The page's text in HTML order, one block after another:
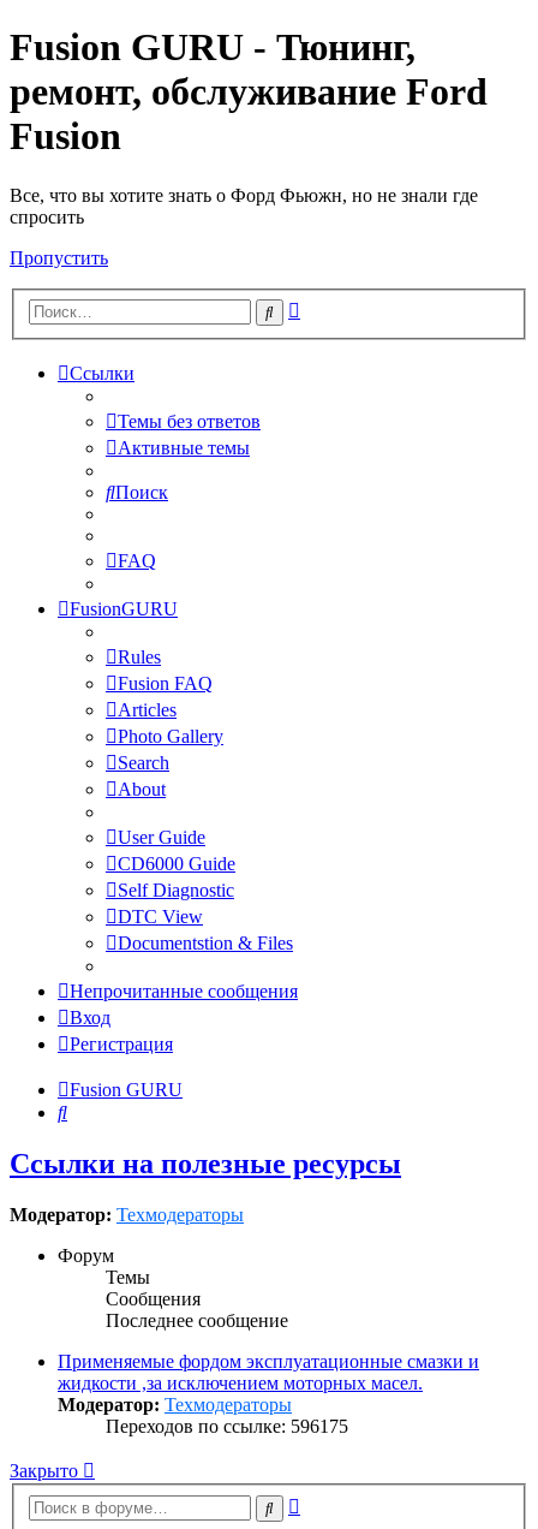
Fusion GURU - Тюнинг,
ремонт, обслуживание Ford
Fusion
Все, что вы хотите знать о Форд Фьюжн, но не знали где
спросить
Пропустить
Поиск
Ссылки
Темы без ответов
Активные темы
Поиск
FAQ
FusionGURU
Rules
Fusion FAQ
Articles
Photo Gallery
Search
About
User Guide
CD6000 Guide
Self Diagnostic
DTC View
Documentstion & Files
Непрочитанные сообщения
Вход
Регистрация
Fusion GURU
Поиск
Ссылки на полезные ресурсы
Модератор: Техмодераторы
Форум
Темы
Сообщения
Последнее сообщение
Применяемые фордом эксплуатационные смазки и
жидкости ,за исключением моторных масел.
Модератор: Техмодераторы
Переходов по ссылке: 596175
Закрыто
Поиск